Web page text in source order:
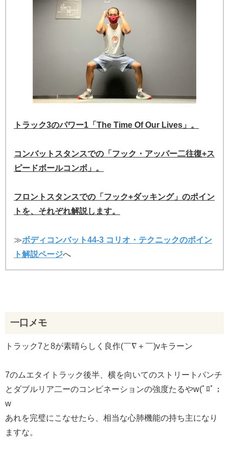
トラック3のパワー1「The Time Of Our Lives」。
コンバットスタンスでの「フック・アッパー二往復+ス
ピードボールコンボ」。
フロントスタンスでの「フック+ダッキング」のポイン
トを、それぞれ解説します。
≫ボディコンバット44-3 コリオ・テクニックのポイン
ト解説ページへ
一口メモ
トラック7と8が素晴らしく良作(￣∇＋￣)vキラーン
7のムエタイトラック後半、横を向いてのストリートパンチ
とダブルリア二ーのコンビネーションの強度たるやw(ﾟﾛﾟ；
w
あれを完璧にこなせたら、相当な心肺機能の持ち主になり
ますな。